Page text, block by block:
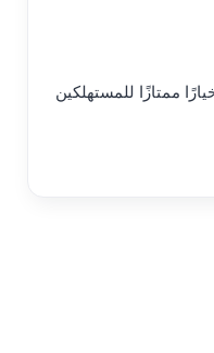
ممتازًا للمستهلكين